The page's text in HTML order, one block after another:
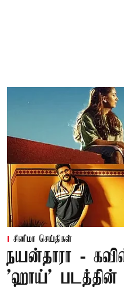
சினிமா செய்திகள்
நயன்தாரா -
'ஹாய்' படத்தின்